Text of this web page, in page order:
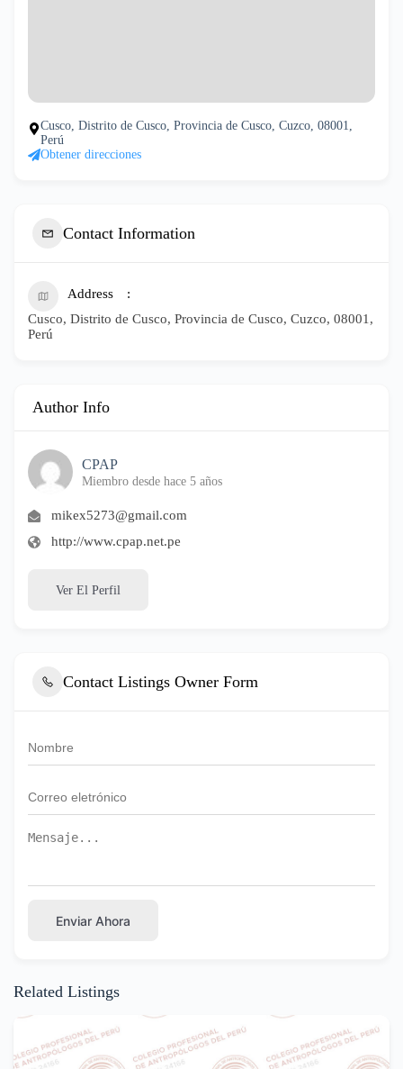
Cusco, Distrito de Cusco, Provincia de Cusco, Cuzco, 08001,
Perú
Obtener direcciones
Contact Information
Address
Cusco, Distrito de Cusco, Provincia de Cusco, Cuzco, 08001,
Perú
Author Info
CPAP
Miembro desde hace 5 años
mikex5273@gmail.com
http://www.cpap.net.pe
Ver El Perfil
Contact Listings Owner Form
Enviar Ahora
Related Listings